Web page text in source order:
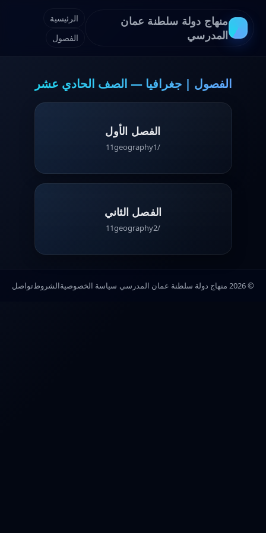
منهاج دولة سلطنة عمان
المدرسي
الرئيسية
الفصول
الفصول | جغرافيا — الصف الحادي عشر
الفصل الأول
/11geography1
الفصل الثاني
/11geography2
© 2026 منهاج دولة سلطنة عمان المدرسي سياسة الخصوصيةالشروطتواصل